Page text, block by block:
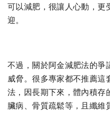
可以減肥，很讓人心動，更
迎。
不過，關於阿金減肥法的爭
威脅。很多專家都不推薦這
法，因長期下來，體內積存
臟病、骨質疏鬆等，且纖維